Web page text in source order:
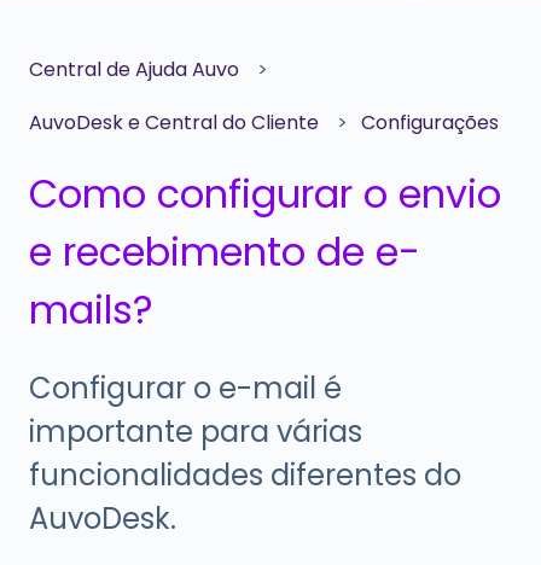
Central de Ajuda Auvo
AuvoDesk e Central do Cliente
Configurações
Como configurar o envio
e recebimento de e-
mails?
Configurar o e-mail é
importante para várias
funcionalidades diferentes do
AuvoDesk.